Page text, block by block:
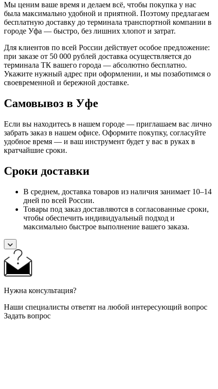
Мы ценим ваше время и делаем всё, чтобы покупка у нас
была максимально удобной и приятной. Поэтому предлагаем
бесплатную доставку до терминала транспортной компании в
городе Уфа — быстро, без лишних хлопот и затрат.
Для клиентов по всей России действует особое предложение:
при заказе от 50 000 рублей доставка осуществляется до
терминала ТК вашего города — абсолютно бесплатно.
Укажите нужный адрес при оформлении, и мы позаботимся о
своевременной и бережной доставке.
Самовывоз в Уфе
Если вы находитесь в нашем городе — приглашаем вас лично
забрать заказ в нашем офисе. Оформите покупку, согласуйте
удобное время — и ваш инструмент будет у вас в руках в
кратчайшие сроки.
Сроки доставки
В среднем, доставка товаров из наличия занимает 10–14
дней по всей России.
Товары под заказ доставляются в согласованные сроки,
чтобы обеспечить индивидуальный подход и
максимально быстрое выполнение вашего заказа.
Нужна консультация?
Наши специалисты ответят на любой интересующий вопрос
Задать вопрос